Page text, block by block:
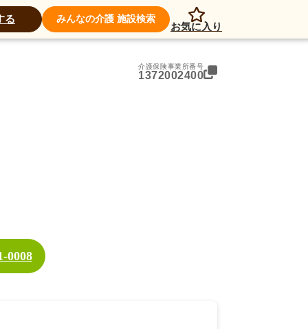
る みんなの介護 施設検索
お気に入り
介護保険事業所番号
1372002400
0008